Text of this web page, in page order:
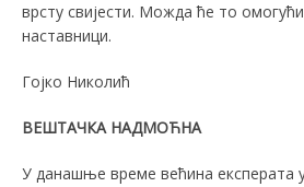
врсту свијести. Можда ће то
наставници.
Гојко Николић
ВЕШТАЧКА НАДМОЋНА
У данашње време већина експерата